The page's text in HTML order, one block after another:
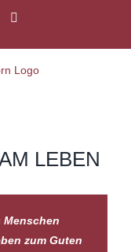
LEBEN
Menschen
zum Guten